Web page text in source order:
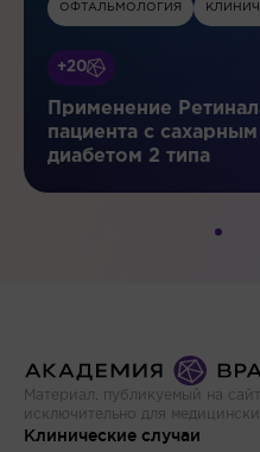
ОФТАЛЬМОЛОГИЯ
+20
Применение
пациента с сахарным
диабетом 2 типа
Материал, публикуемый на
исключительно для
Клинические случаи